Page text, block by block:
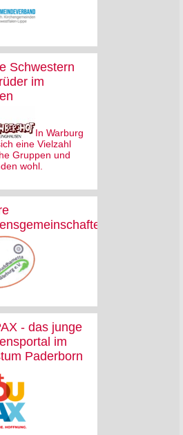
Schwestern
im
In Warburg
eine Vielzahl
Gruppen und
wohl.
- das junge
im
Paderborn